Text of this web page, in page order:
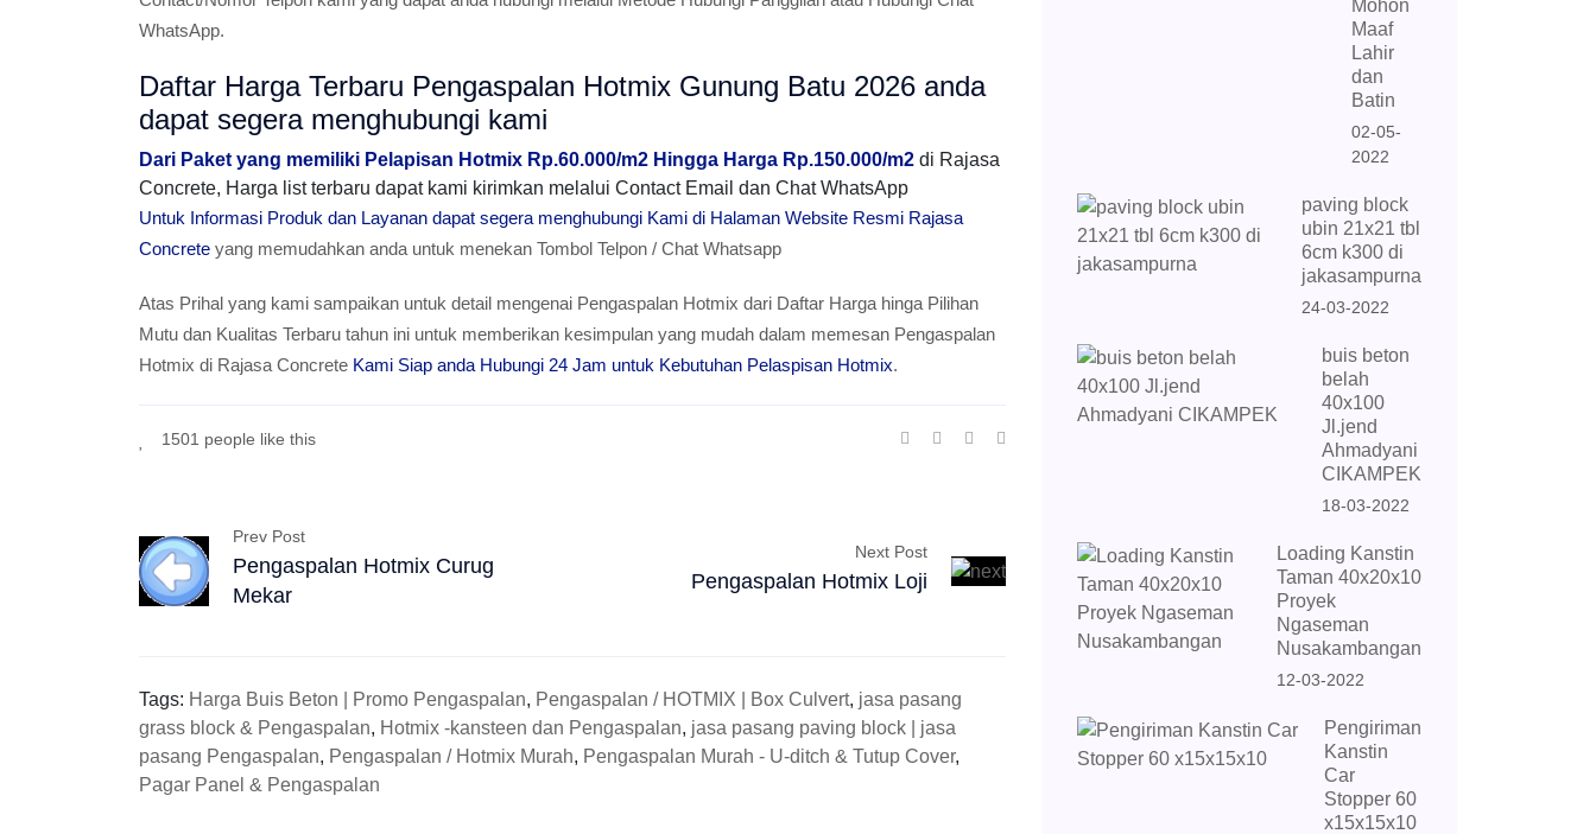
WhatsApp.
Daftar Harga Terbaru Pengaspalan Hotmix Gunung Batu 2026 anda
dapat segera menghubungi kami
Dari Paket yang memiliki Pelapisan Hotmix Rp.60.000/m2 Hingga Harga Rp.150.000/m2 di Rajasa
Concrete, Harga list terbaru dapat kami kirimkan melalui Contact Email dan Chat WhatsApp
Untuk Informasi Produk dan Layanan dapat segera menghubungi Kami di Halaman Website Resmi Rajasa
Concrete yang memudahkan anda untuk menekan Tombol Telpon / Chat Whatsapp
Atas Prihal yang kami sampaikan untuk detail mengenai Pengaspalan Hotmix dari Daftar Harga hinga Pilihan
Mutu dan Kualitas Terbaru tahun ini untuk memberikan kesimpulan yang mudah dalam memesan Pengaspalan
Hotmix di Rajasa Concrete Kami Siap anda Hubungi 24 Jam untuk Kebutuhan Pelaspisan Hotmix.
1501 people like this
Prev Post
Pengaspalan Hotmix Curug
Mekar
Next Post
Pengaspalan Hotmix Loji
Tags: Harga Buis Beton | Promo Pengaspalan, Pengaspalan / HOTMIX | Box Culvert, jasa pasang
grass block & Pengaspalan, Hotmix -kansteen dan Pengaspalan, jasa pasang paving block | jasa
pasang Pengaspalan, Pengaspalan / Hotmix Murah, Pengaspalan Murah - U-ditch & Tutup Cover,
Pagar Panel & Pengaspalan
Mohon
Maaf
Lahir
dan
Batin
02-05-
2022
paving block
ubin 21x21 tbl
6cm k300 di
jakasampurna
24-03-2022
buis beton
belah
40x100
Jl.jend
Ahmadyani
CIKAMPEK
18-03-2022
Loading Kanstin
Taman 40x20x10
Proyek
Ngaseman
Nusakambangan
12-03-2022
Pengiriman
Kanstin
Car
Stopper 60
x15x15x10